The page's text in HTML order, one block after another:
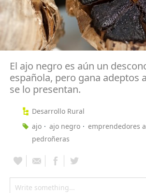
El ajo negro es aún un
española, pero gana adeptos
se lo presentan.
Desarrollo Rural
ajo
ajo negro emprendedores
pedroñeras